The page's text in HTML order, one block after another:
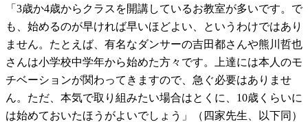
「3歳か4歳からクラスを開講しているお教室が多いです。で
も、始めるのが早ければ早いほどよい、というわけではあり
ません。たとえば、有名なダンサーの吉田都さんや熊川哲也
さんは小学校中学年から始めた方々です。上達には本人のモ
チベーションが関わってきますので、急ぐ必要はありませ
ん。ただ、本気で取り組みたい場合はとくに、10歳くらいに
は始めておいたほうがよいでしょう」（四家先生、以下同）